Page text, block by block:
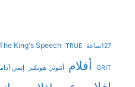
127ساعة King's Speech TRUE
GRIT أفلام أنتوني هوبكنز إيمي